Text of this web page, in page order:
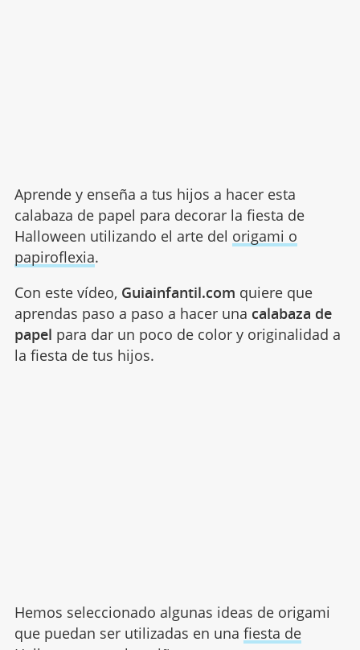
Aprende y enseña a tus hijos a hacer esta
calabaza de papel para decorar la fiesta de
Halloween utilizando el arte del origami o
papiroflexia.
Con este vídeo, Guiainfantil.com quiere que
aprendas paso a paso a hacer una calabaza de
papel para dar un poco de color y originalidad a
la fiesta de tus hijos.
Hemos seleccionado algunas ideas de origami
que puedan ser utilizadas en una fiesta de